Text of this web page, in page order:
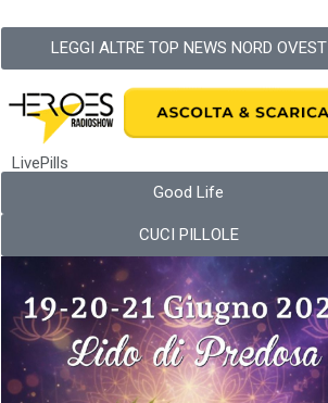
LEGGI ALTRE TOP NEWS NORD OVEST
LivePills
Good Life
CUCI PILLOLE